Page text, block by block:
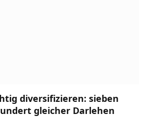
diversifizieren: sieben
gleicher Darlehen